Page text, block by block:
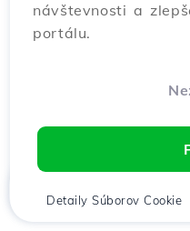
návštevnosti a
portálu.
Detaily Súborov Cookie
Domov Klient